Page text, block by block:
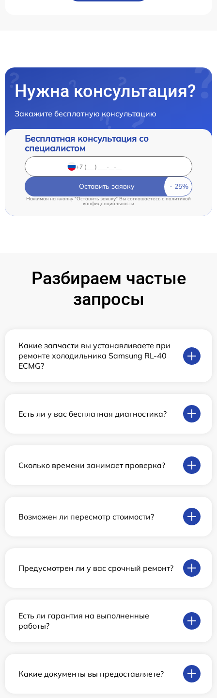
Нужна консультация?
Закажите бесплатную консультацию
Бесплатная консультация со
специалистом
Оставить заявку
Нажимая на кнопку "Оставить заявку" Вы соглашаетесь c политикой
конфиденциальности
Разбираем частые
запросы
Какие запчасти вы устанавливаете при
ремонте холодильника Samsung RL-40
ECMG?
Есть ли у вас бесплатная диагностика?
Сколько времени занимает проверка?
Возможен ли пересмотр стоимости?
Предусмотрен ли у вас срочный ремонт?
Есть ли гарантия на выполненные
работы?
Какие документы вы предоставляете?